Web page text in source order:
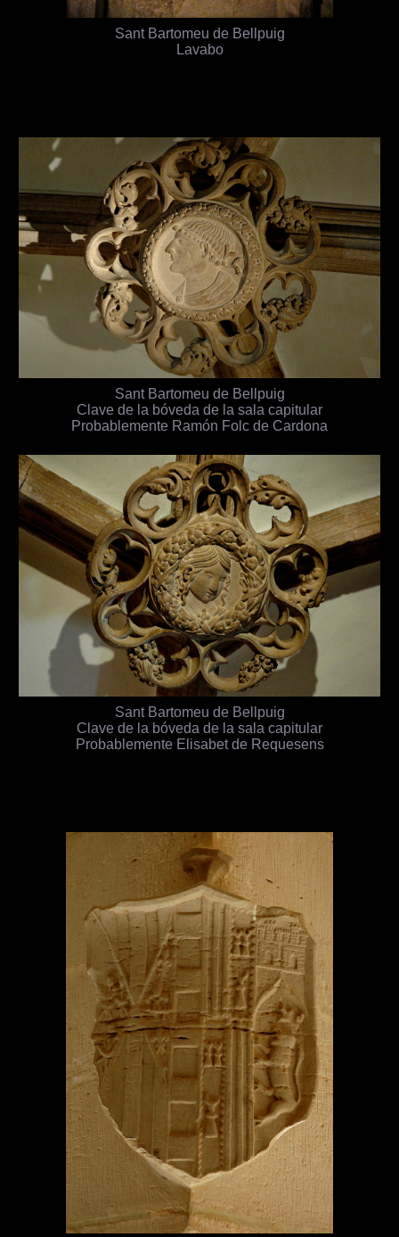
Sant Bartomeu de Bellpuig
Lavabo
Sant Bartomeu de Bellpuig
Clave de la bóveda de la sala capitular
Probablemente Ramón Folc de Cardona
Sant Bartomeu de Bellpuig
Clave de la bóveda de la sala capitular
Probablemente Elisabet de Requesens